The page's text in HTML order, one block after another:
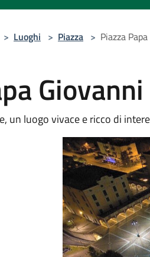
> Luoghi > Piazza > Piazza
un luogo vivace e ricco di